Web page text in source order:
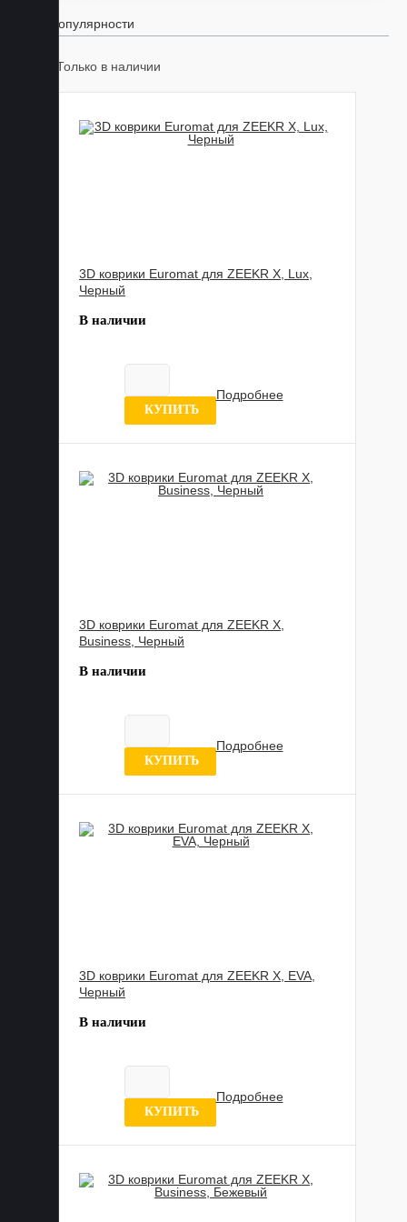
По популярности
Только в наличии
3D коврики Euromat для ZEEKR X, Lux,
Черный
В наличии
КУПИТЬ
Подробнее
3D коврики Euromat для ZEEKR X,
Business, Черный
В наличии
КУПИТЬ
Подробнее
3D коврики Euromat для ZEEKR X, EVA,
Черный
В наличии
КУПИТЬ
Подробнее